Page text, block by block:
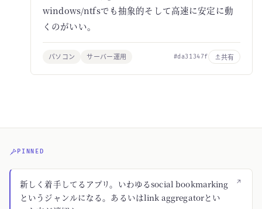
windows/ntfsでも抽象的そして高速に安定に動
くのがいい。
パソコン サーバー運用 #da31347f 共有
PINNED
↗
新しく着手してるアプリ。いわゆるsocial bookmarking
というジャンルになる。あるいはlink aggregatorとい